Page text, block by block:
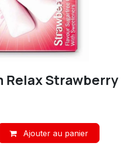
Relax Strawberry
Ajouter au panier